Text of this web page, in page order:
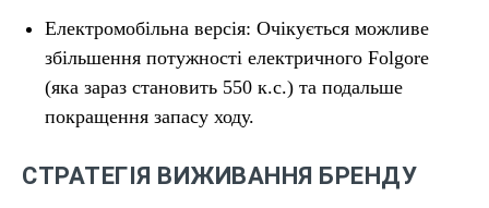
Електромобільна версія: Очікується можливе
збільшення потужності електричного Folgore
(яка зараз становить 550 к.с.) та подальше
покращення запасу ходу.
СТРАТЕГІЯ ВИЖИВАННЯ БРЕНДУ